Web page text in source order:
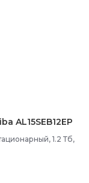
AL15SEB12EP
1.2 Тб,